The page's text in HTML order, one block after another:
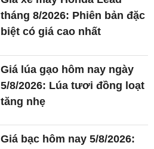
tháng 8/2026: Phiên bản đặc
biệt có giá cao nhất
Giá lúa gạo hôm nay ngày
5/8/2026: Lúa tươi đồng loạt
tăng nhẹ
Giá bạc hôm nay 5/8/2026: